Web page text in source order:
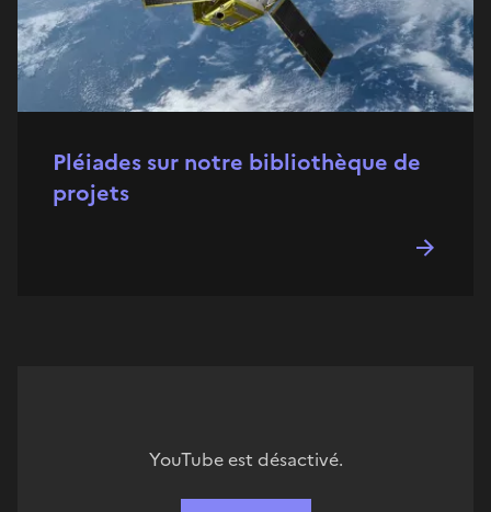
Pléiades sur notre bibliothèque de
projets
YouTube est désactivé.